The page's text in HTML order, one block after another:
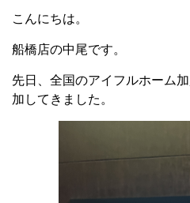
こんにちは。
船橋店の中尾です。
先日、全国のアイフルホーム
加してきました。